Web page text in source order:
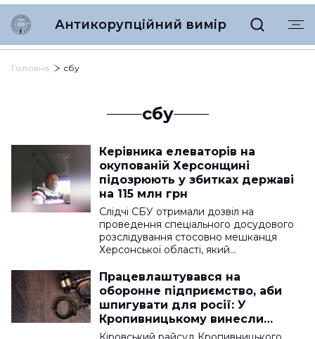
Антикорупційний вимір
Головна сбу
сбу
Керівника елеваторів на
окупованій Херсонщині
підозрюють у збитках державі
на 115 млн грн
Слідчі СБУ отримали дозвіл на
проведення спеціального досудового
розслідування стосовно мешканця
Херсонської області, який…
Працевлаштувався на
оборонне підприємство, аби
шпигувати для росії: У
Кропивницькому винесли
вирок